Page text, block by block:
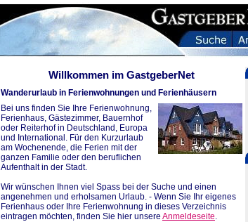
Willkommen im GastgeberNet
Wanderurlaub in Ferienwohnungen und Ferienhäusern
Bei uns finden Sie Ihre Ferienwohnung,
Ferienhaus, Gästezimmer, Bauernhof
oder Reiterhof in Deutschland, Europa
und International. Für den Kurzurlaub
am Wochenende, die Ferien mit der
ganzen Familie oder den beruflichen
Aufenthalt in der Stadt.
Wir wünschen Ihnen viel Spass bei der Suche und einen
angenehmen und erholsamen Urlaub. - Wenn Sie Ihr eigenes
Ferienhaus oder Ihre Ferienwohnung in dieses Verzeichnis
eintragen möchten, finden Sie hier unsere Anmeldeseite.